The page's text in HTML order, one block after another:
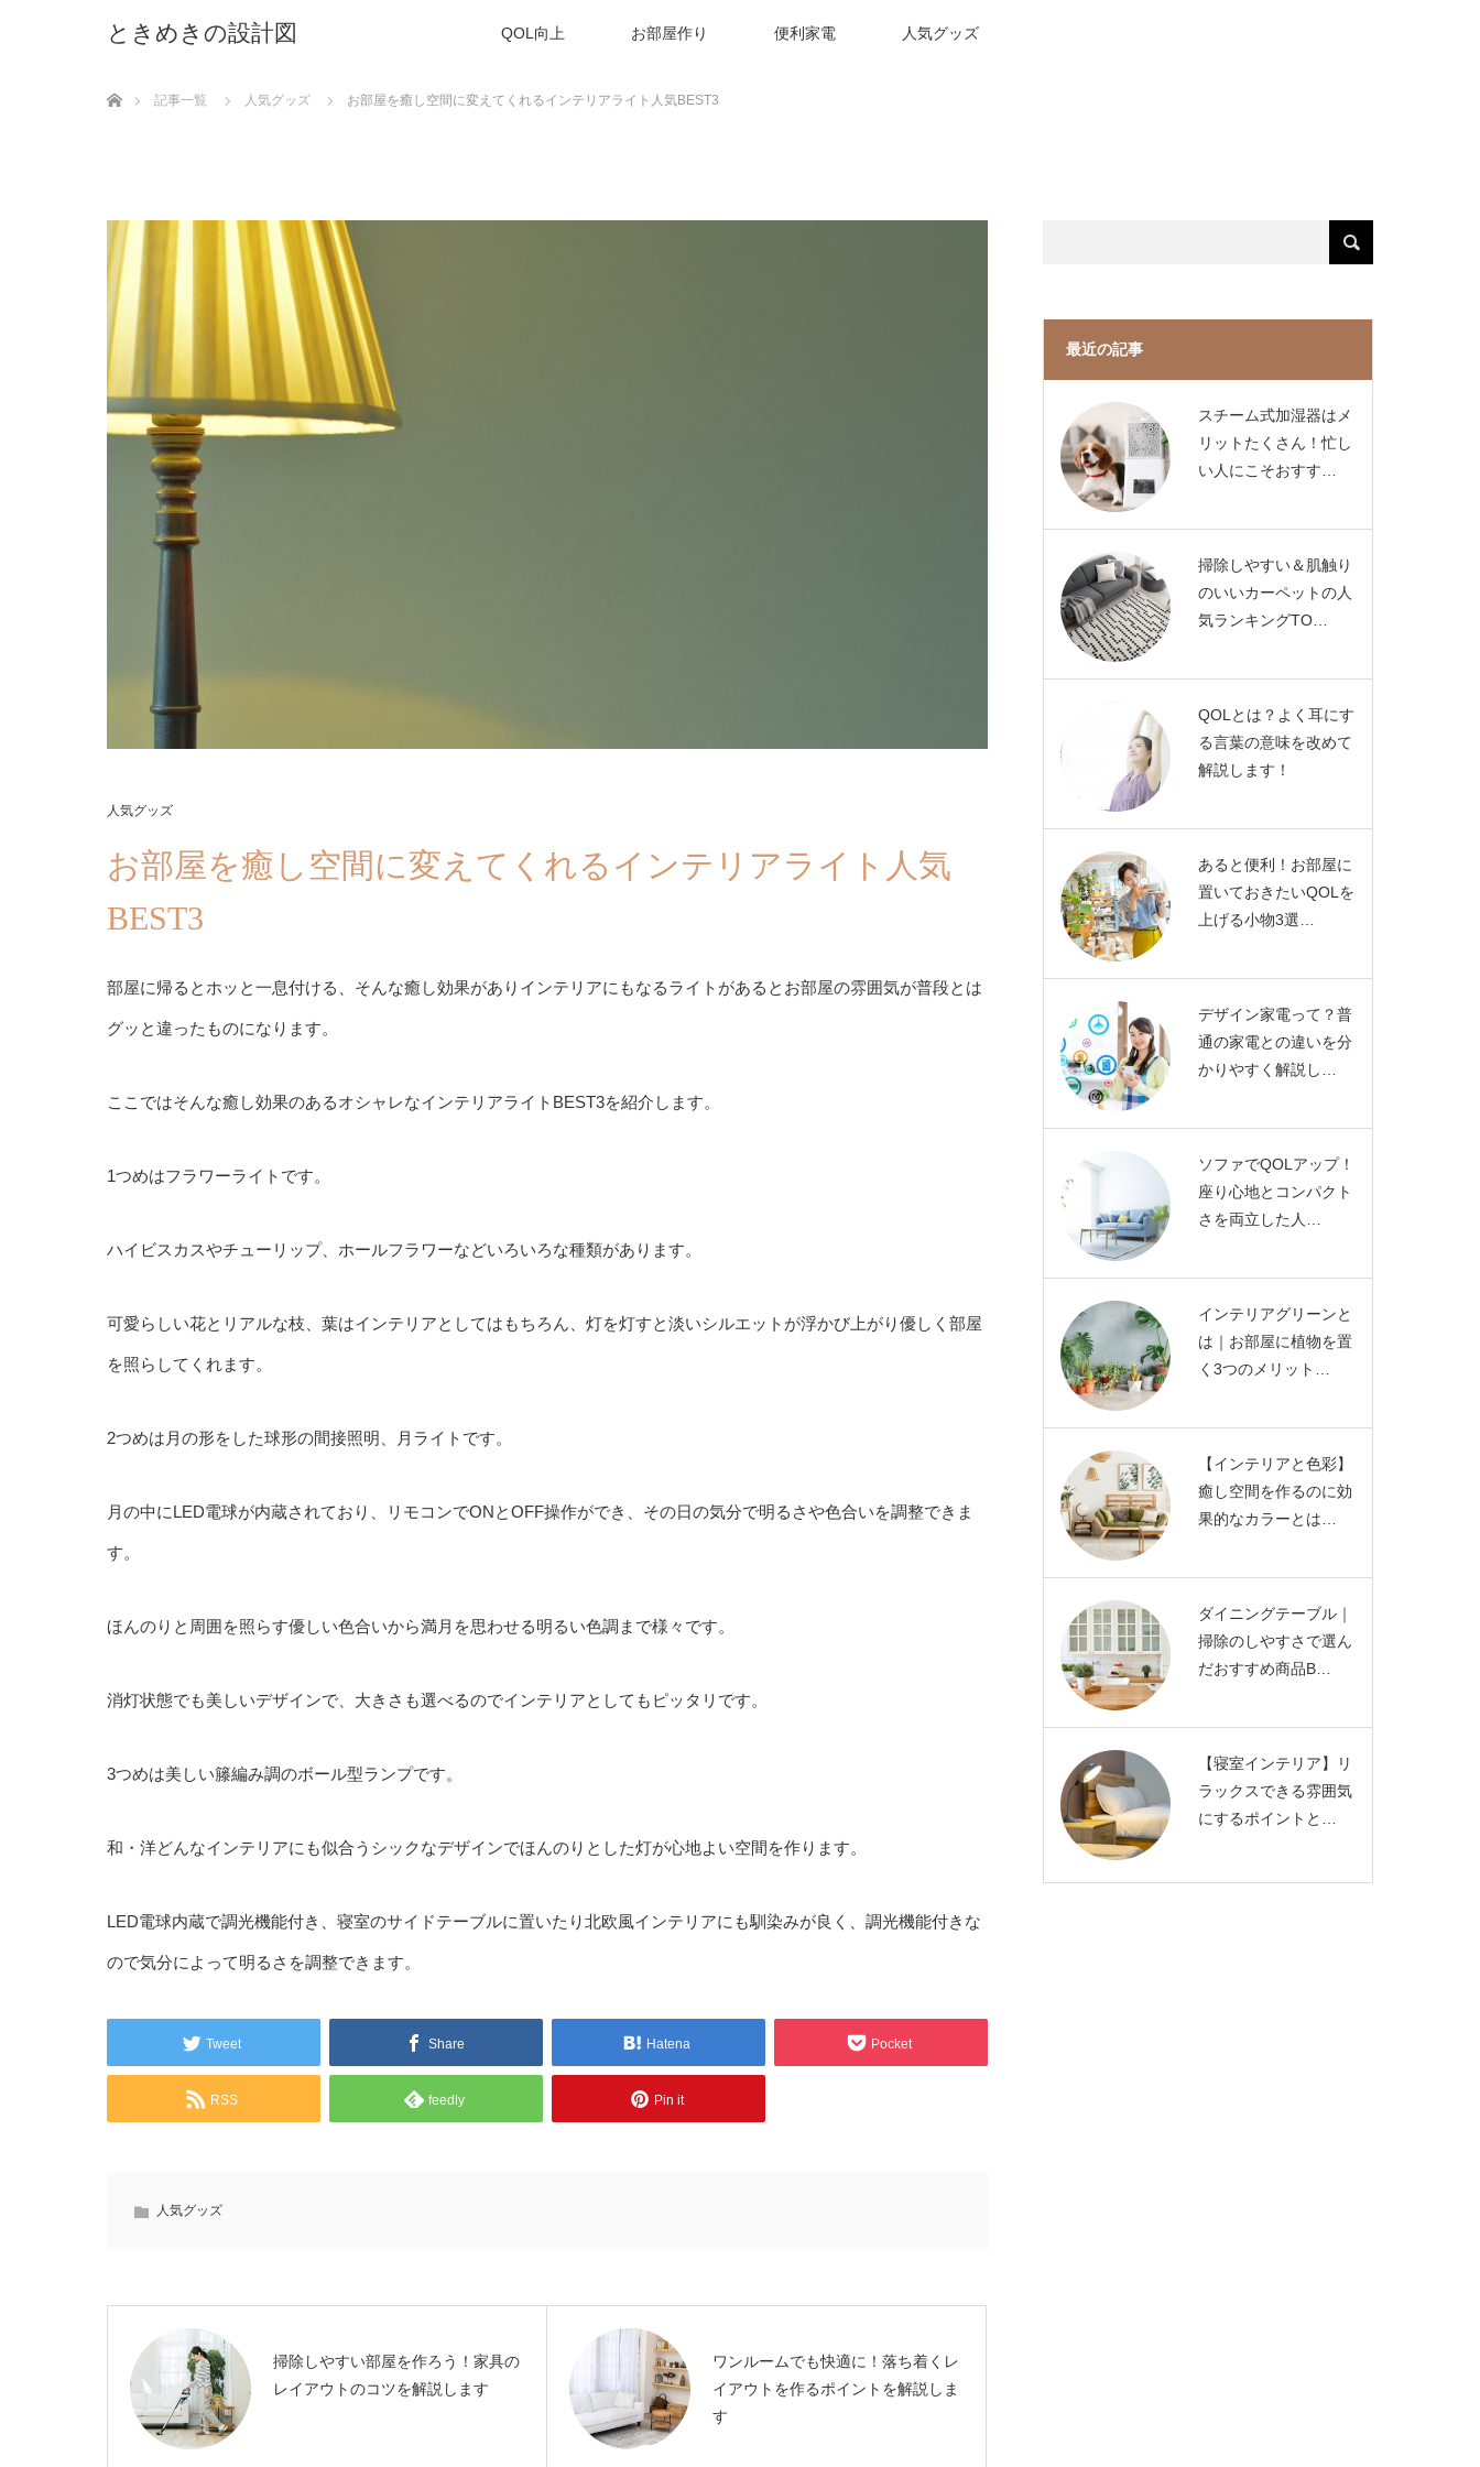
ときめきの設計図 QOL向上 お部屋作り 便利家電 人気グッズ
記事一覧
人気グッズ お部屋を癒し空間に変えてくれるインテリアライト人気BEST3
人気グッズ
お部屋を癒し空間に変えてくれるインテリアライト人気
BEST3
部屋に帰るとホッと一息付ける、そんな癒し効果がありインテリアにもなるライトがあるとお部屋の雰囲気が普段とは
グッと違ったものになります。
ここではそんな癒し効果のあるオシャレなインテリアライトBEST3を紹介します。
1つめはフラワーライトです。
ハイビスカスやチューリップ、ホールフラワーなどいろいろな種類があります。
可愛らしい花とリアルな枝、葉はインテリアとしてはもちろん、灯を灯すと淡いシルエットが浮かび上がり優しく部屋
を照らしてくれます。
2つめは月の形をした球形の間接照明、月ライトです。
月の中にLED電球が内蔵されており、リモコンでONとOFF操作ができ、その日の気分で明るさや色合いを調整できま
す。
ほんのりと周囲を照らす優しい色合いから満月を思わせる明るい色調まで様々です。
消灯状態でも美しいデザインで、大きさも選べるのでインテリアとしてもピッタリです。
3つめは美しい籐編み調のボール型ランプです。
和・洋どんなインテリアにも似合うシックなデザインでほんのりとした灯が心地よい空間を作ります。
LED電球内蔵で調光機能付き、寝室のサイドテーブルに置いたり北欧風インテリアにも馴染みが良く、調光機能付きな
ので気分によって明るさを調整できます。
Tweet Share Hatena Pocket
RSS feedly Pin it
人気グッズ
掃除しやすい部屋を作ろう！家具の
レイアウトのコツを解説します
ワンルームでも快適に！落ち着くレ
イアウトを作るポイントを解説しま
す
最近の記事
スチーム式加湿器はメ
リットたくさん！忙し
い人にこそおすす…
掃除しやすい＆肌触り
のいいカーペットの人
気ランキングTO…
QOLとは？よく耳にす
る言葉の意味を改めて
解説します！
あると便利！お部屋に
置いておきたいQOLを
上げる小物3選…
デザイン家電って？普
通の家電との違いを分
かりやすく解説し…
ソファでQOLアップ！
座り心地とコンパクト
さを両立した人…
インテリアグリーンと
は｜お部屋に植物を置
く3つのメリット…
【インテリアと色彩】
癒し空間を作るのに効
果的なカラーとは…
ダイニングテーブル｜
掃除のしやすさで選ん
だおすすめ商品B…
【寝室インテリア】リ
ラックスできる雰囲気
にするポイントと…